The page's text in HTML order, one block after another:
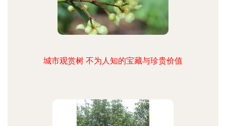
城市观赏树 不为人知的宝藏与珍贵价值